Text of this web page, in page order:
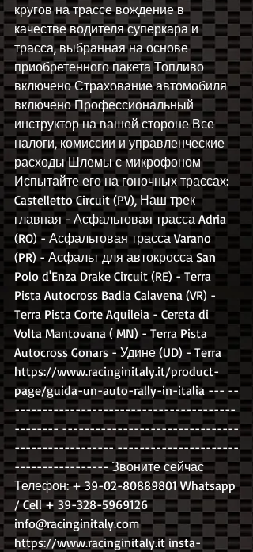
кругов на трассе вождение в
качестве водителя суперкара и
трасса, выбранная на основе
приобретенного пакета Топливо
включено Страхование автомобиля
включено Профессиональный
инструктор на вашей стороне Все
налоги, комиссии и управленческие
расходы Шлемы с микрофоном
Испытайте его на гоночных трассах:
Castelletto Circuit (PV), Наш трек
главная - Асфальтовая трасса Adria
(RO) - Асфальтовая трасса Varano
(PR) - Асфальт для автокросса San
Polo d'Enza Drake Circuit (RE) - Terra
Pista Autocross Badia Calavena (VR) -
Terra Pista Corte Aquileia - Cereta di
Volta Mantovana ( MN) - Terra Pista
Autocross Gonars - Удине (UD) - Terra
https://www.racinginitaly.it/product-
page/guida-un-auto-rally-in-italia --- --
----------------------------------------
-------- --------------------------------
------------------ ----------------------
----------------- Звоните сейчас
Телефон: + 39-02-80889801 Whatsapp
/ Cell + 39-328-5969126
info@racinginitaly.com
https://www.racinginitaly.it insta-